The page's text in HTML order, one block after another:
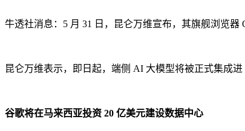
牛透社消息：5 月 31 日，昆仑万维宣布，其旗舰浏览器
昆仑万维表示，即日起，端侧 AI 大模型将被正式集成进
谷歌将在马来西亚投资 20 亿美元建设数据中心